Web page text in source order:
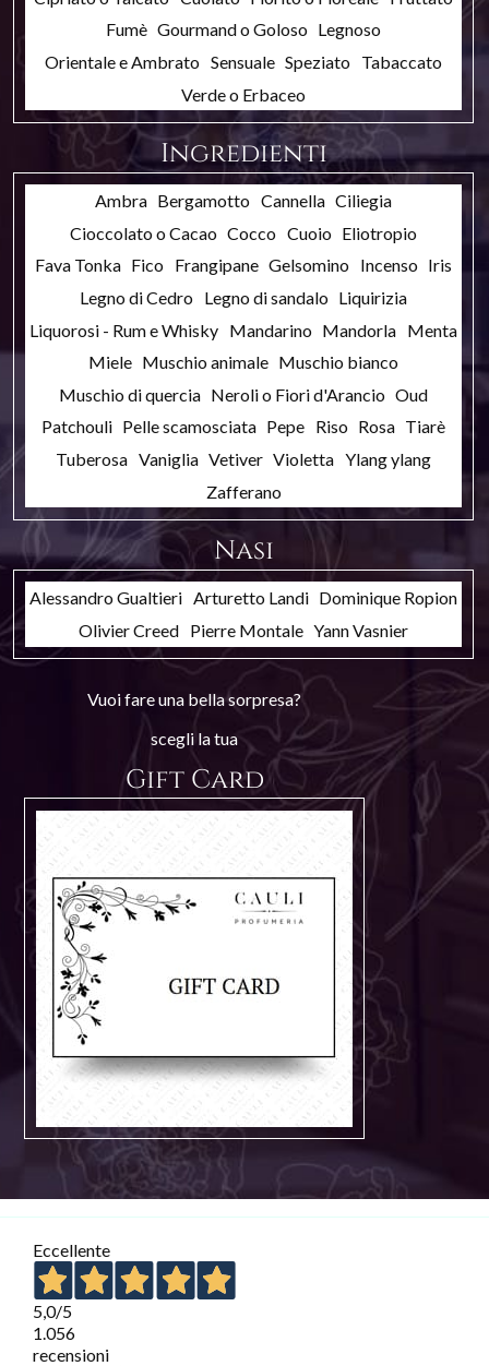
Fumè Gourmand o Goloso Legnoso
Orientale e Ambrato Sensuale Speziato Tabaccato
Verde o Erbaceo
Ingredienti
Ambra Bergamotto Cannella Ciliegia
Cioccolato o Cacao Cocco Cuoio Eliotropio
Fava Tonka Fico Frangipane Gelsomino Incenso Iris
Legno di Cedro Legno di sandalo Liquirizia
Liquorosi - Rum e Whisky Mandarino Mandorla Menta
Miele Muschio animale Muschio bianco
Muschio di quercia Neroli o Fiori d'Arancio Oud
Patchouli Pelle scamosciata Pepe Riso Rosa Tiarè
Tuberosa Vaniglia Vetiver Violetta Ylang ylang
Zafferano
Nasi
Alessandro Gualtieri Arturetto Landi Dominique Ropion
Olivier Creed Pierre Montale Yann Vasnier
Vuoi fare una bella sorpresa?
scegli la tua
Gift Card
Eccellente
5,0/5
1.056
recensioni